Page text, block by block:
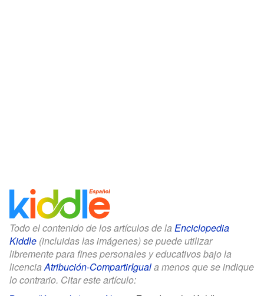
Todo el contenido de los artículos de la Enciclopedia
Kiddle (incluidas las imágenes) se puede utilizar
libremente para fines personales y educativos bajo la
licenciaAtribución-CompartirIguala menos que se indique
lo contrario. Citar este artículo: